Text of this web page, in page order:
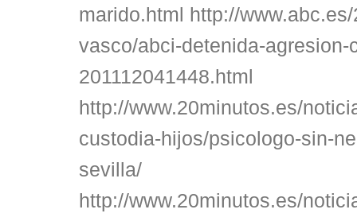
marido.html http://
vasco/abci-detenida-agresion-
201112041448.html
http://www.20minutos.es/
custodia-hijos/psicologo-sin-
sevilla/
http://www.20minutos.es/